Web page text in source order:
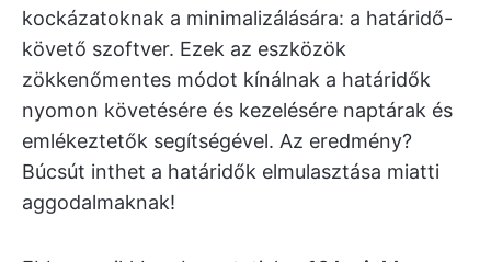
kockázatoknak a minimalizálására: a határidő-
követő szoftver. Ezek az eszközök
zökkenőmentes módot kínálnak a határidők
nyomon követésére és kezelésére naptárak és
emlékeztetők segítségével. Az eredmény?
Búcsút inthet a határidők elmulasztása miatti
aggodalmaknak!